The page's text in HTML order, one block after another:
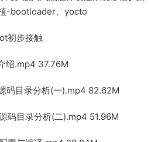
-bootloader、yocto
初步接触
绍.mp4 37.76M
码目录分析(一).mp4 82.62M
码目录分析(二).mp4 51.96M